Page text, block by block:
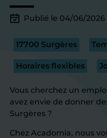
Publié le 04/06/2026
17700 Surgères
Horaires flexibles
Vous cherchez un
avez envie de donner
Surgères ?
Chez Acadomia, nous